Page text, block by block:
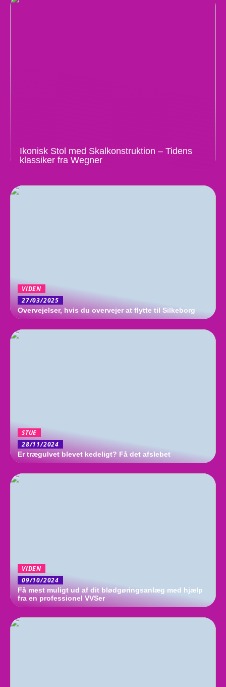
Ikonisk Stol med Skalkonstruktion – Tidens
klassiker fra Wegner
VIDEN
27/03/2025
Overvejelser, hvis du overvejer at flytte til Silkeborg
STUE
28/11/2024
Er trægulvet blevet kedeligt? Få det afslebet
VIDEN
09/10/2024
Få mest muligt ud af dit blødgøringsanlæg med hjælp
fra en professionel VVSer